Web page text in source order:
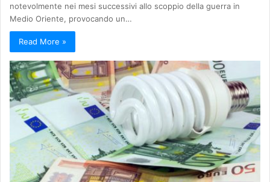
notevolmente nei mesi successivi allo scoppio della guerra in
Medio Oriente, provocando un…
Read More »